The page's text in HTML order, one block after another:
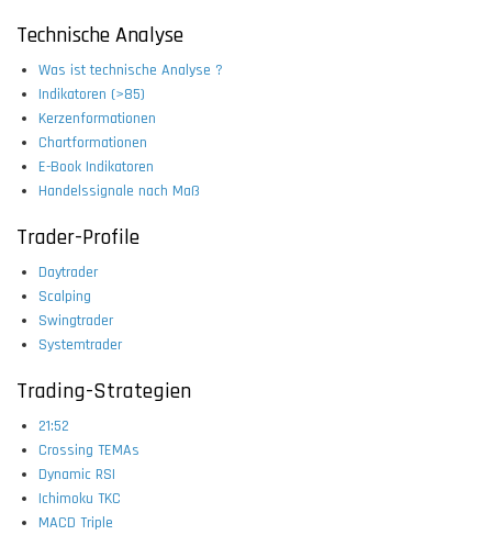
Technische Analyse
Was ist technische Analyse ?
Indikatoren (>85)
Kerzenformationen
Chartformationen
E-Book Indikatoren
Handelssignale nach Maß
Trader-Profile
Daytrader
Scalping
Swingtrader
Systemtrader
Trading-Strategien
21:52
Crossing TEMAs
Dynamic RSI
Ichimoku TKC
MACD Triple